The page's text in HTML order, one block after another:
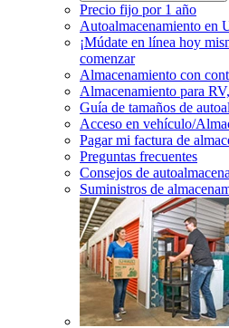
Precio fijo por 1 año
Autoalmacenamiento en
¡Múdate en línea hoy
comenzar
Almacenamiento con
Almacenamiento para
Guía de tamaños de
Acceso en vehículo/
Pagar mi factura de
Preguntas frecuentes
Consejos de
Suministros de